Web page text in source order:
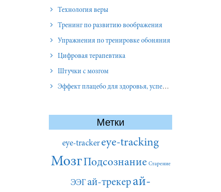
Технология веры
Тренинг по развитию воображения
Упражнения по тренировке обоняния
Цифровая терапевтика
Штучки с мозгом
Эффект плацебо для здоровья, успеха и отношений
Метки
eye-tracker eye-tracking
МозгПодсознание Старение
ЭЭГай-трекерай-